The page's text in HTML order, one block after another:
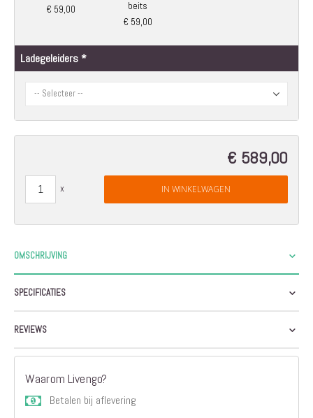
€ 59,00
beits
€ 59,00
Ladegeleiders
€ 589,00
IN WINKELWAGEN
OMSCHRIJVING
SPECIFICATIES
REVIEWS
Waarom Livengo?
Betalen bij aflevering